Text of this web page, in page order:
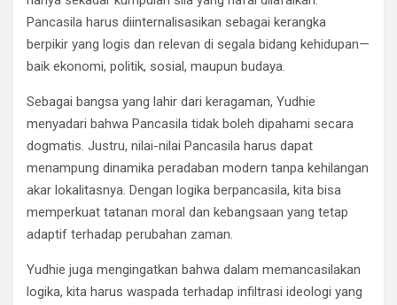
Pancasila harus diinternalisasikan sebagai kerangka
berpikir yang logis dan relevan di segala bidang kehidupan—
baik ekonomi, politik, sosial, maupun budaya.
Sebagai bangsa yang lahir dari keragaman, Yudhie
menyadari bahwa Pancasila tidak boleh dipahami secara
dogmatis. Justru, nilai-nilai Pancasila harus dapat
menampung dinamika peradaban modern tanpa kehilangan
akar lokalitasnya. Dengan logika berpancasila, kita bisa
memperkuat tatanan moral dan kebangsaan yang tetap
adaptif terhadap perubahan zaman.
Yudhie juga mengingatkan bahwa dalam memancasilakan
logika, kita harus waspada terhadap infiltrasi ideologi yang